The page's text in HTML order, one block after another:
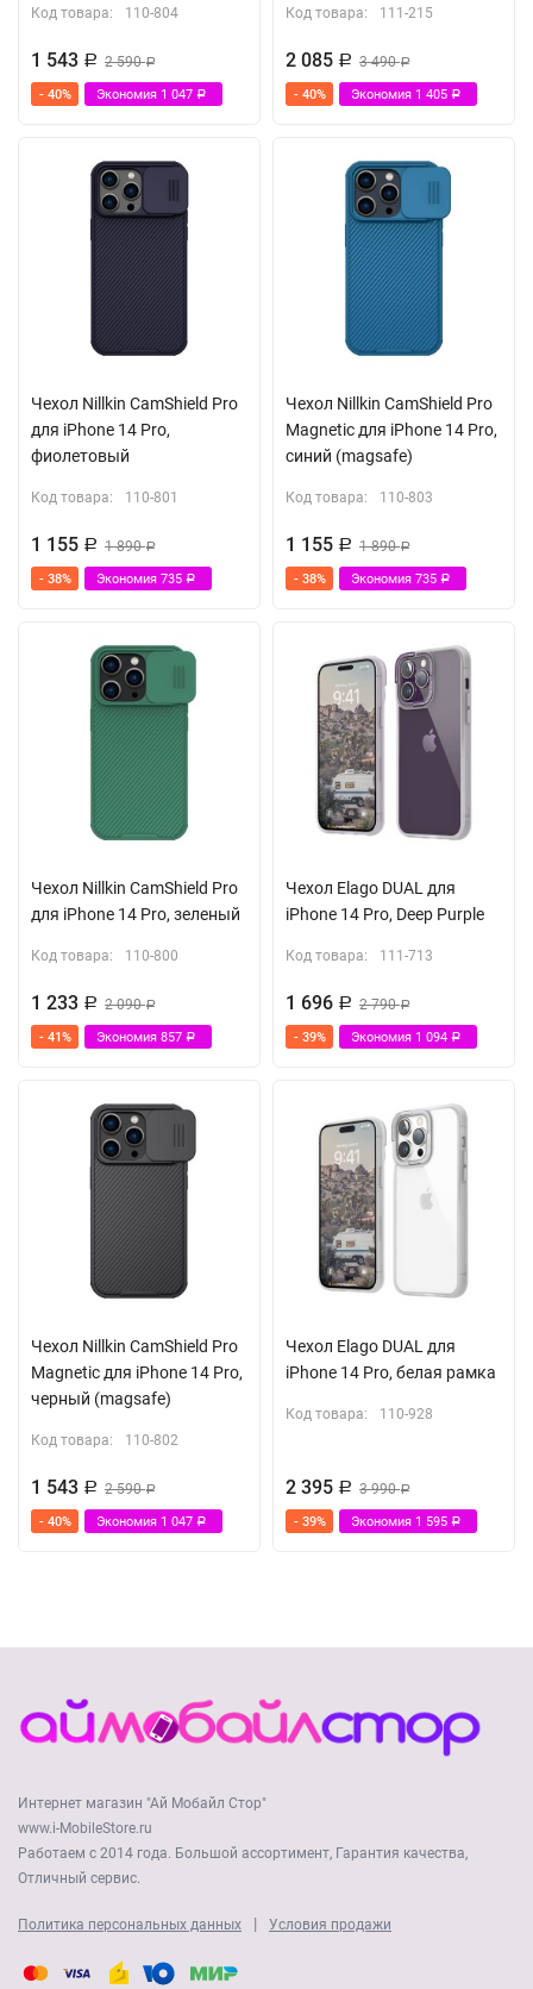
Код товара: 110-804
1 543 Р 2 590Р
- 40% Экономия 1 047 Р
Код товара: 111-215
2 085 Р 3 490Р
- 40% Экономия 1 405 Р
Чехол Nillkin CamShield Pro
для iPhone 14 Pro,
фиолетовый
Код товара: 110-801
1 155 Р 1 890Р
- 38% Экономия 735 Р
Чехол Nillkin CamShield Pro
Magnetic для iPhone 14 Pro,
синий (magsafe)
Код товара: 110-803
1 155 Р 1 890Р
- 38% Экономия 735 Р
Чехол Nillkin CamShield Pro
для iPhone 14 Pro, зеленый
Код товара: 110-800
1 233 Р 2 090Р
- 41% Экономия 857 Р
Чехол Elago DUAL для
iPhone 14 Pro, Deep Purple
Код товара: 111-713
1 696 Р 2 790Р
- 39% Экономия 1 094 Р
Чехол Nillkin CamShield Pro
Magnetic для iPhone 14 Pro,
черный (magsafe)
Код товара: 110-802
1 543 Р 2 590Р
- 40% Экономия 1 047 Р
Чехол Elago DUAL для
iPhone 14 Pro, белая рамка
Код товара: 110-928
2 395 Р 3 990Р
- 39% Экономия 1 595 Р
Интернет магазин "Ай Мобайл Стор"
www.i-MobileStore.ru
Работаем с 2014 года. Большой ассортимент, Гарантия качества,
Отличный сервис.
Политика персональных данных | Условия продажи